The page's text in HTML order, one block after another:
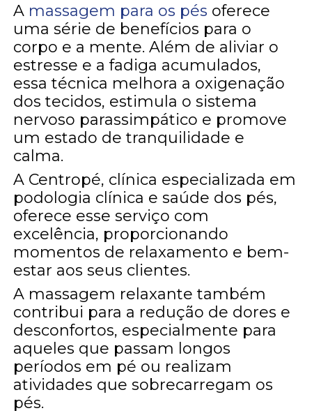
A massagem para os pés oferece
uma série de benefícios para o
corpo e a mente. Além de aliviar o
estresse e a fadiga acumulados,
essa técnica melhora a oxigenação
dos tecidos, estimula o sistema
nervoso parassimpático e promove
um estado de tranquilidade e
calma.
A Centropé, clínica especializada em
podologia clínica e saúde dos pés,
oferece esse serviço com
excelência, proporcionando
momentos de relaxamento e bem-
estar aos seus clientes.
A massagem relaxante também
contribui para a redução de dores e
desconfortos, especialmente para
aqueles que passam longos
períodos em pé ou realizam
atividades que sobrecarregam os
pés.